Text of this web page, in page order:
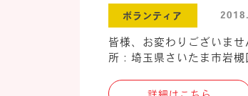
ボランティア
皆様、お変わりございま
所：埼玉県さいたま市岩